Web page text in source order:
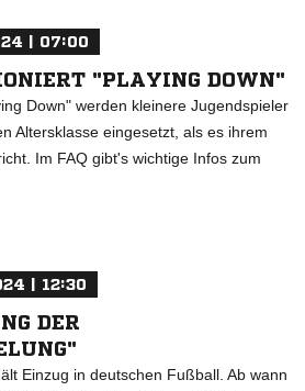
| 07:00
"PLAYING DOWN"
Down" werden kleinere Jugendspieler
Altersklasse eingesetzt, als es ihrem
Im FAQ gibt's wichtige Infos zum
| 12:30
DER
Einzug in deutschen Fußball. Ab wann